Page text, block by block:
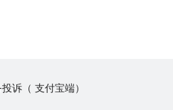
诉（ 支付宝端）